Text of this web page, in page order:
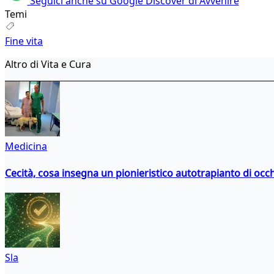
Temi
Fine vita
Altro di Vita e Cura
Medicina
Cecità, cosa insegna un pionieristico autotrapianto di
Sla